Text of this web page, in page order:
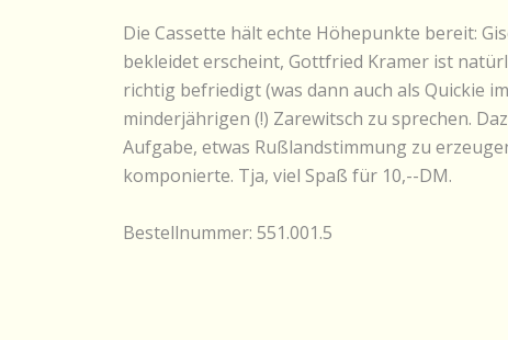
Die Cassette hält echte Höhepunkte bereit:
bekleidet erscheint, Gottfried Kramer ist
richtig befriedigt (was dann auch als Quickie
minderjährigen (!) Zarewitsch zu sprechen.
Aufgabe, etwas Rußlandstimmung zu
komponierte. Tja, viel Spaß für 10,--DM.
Bestellnummer: 551.001.5